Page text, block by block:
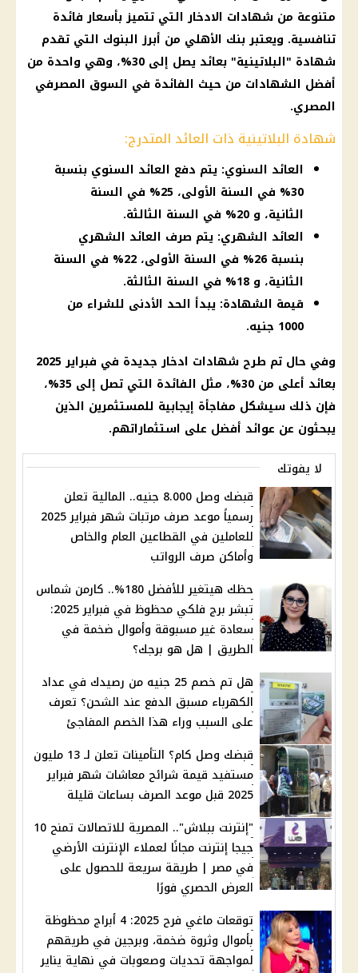
متنوعة من شهادات الادخار التي تتميز بأسعار فائدة
تنافسية. ويعتبر بنك الأهلي من أبرز البنوك التي تقدم
شهادة "البلاتينية" بعائد يصل إلى 30%، وهي واحدة من
أفضل الشهادات من حيث الفائدة في السوق المصرفي
المصري.
شهادة البلاتينية ذات العائد المتدرج:
العائد السنوي: يتم دفع العائد السنوي بنسبة
30% في السنة الأولى، 25% في السنة
الثانية، و 20% في السنة الثالثة.
العائد الشهري: يتم صرف العائد الشهري
بنسبة 26% في السنة الأولى، 22% في السنة
الثانية، و 18% في السنة الثالثة.
قيمة الشهادة: يبدأ الحد الأدنى للشراء من
1000 جنيه.
وفي حال تم طرح شهادات ادخار جديدة في فبراير 2025
بعائد أعلى من 30%، مثل الفائدة التي تصل إلى 35%،
فإن ذلك سيشكل مفاجأة إيجابية للمستثمرين الذين
يبحثون عن عوائد أفضل على استثماراتهم.
لا يفوتك
قبضك وصل 8.000 جنيه.. المالية تعلن
رسمياً موعد صرف مرتبات شهر فبراير 2025
للعاملين في القطاعين العام والخاص
وأماكن صرف الرواتب
حظك هيتغير للأفضل 180%.. كارمن شماس
تبشر برج فلكي محظوظ في فبراير 2025:
سعادة غير مسبوقة وأموال ضخمة في
الطريق | هل هو برجك؟
هل تم خصم 25 جنيه من رصيدك في عداد
الكهرباء مسبق الدفع عند الشحن؟ تعرف
على السبب وراء هذا الخصم المفاجئ
قبضك وصل كام؟ التأمينات تعلن لـ 13 مليون
مستفيد قيمة شرائح معاشات شهر فبراير
2025 قبل موعد الصرف بساعات قليلة
"إنترنت ببلاش".. المصرية للاتصالات تمنح 10
جيجا إنترنت مجانًا لعملاء الإنترنت الأرضي
في مصر | طريقة سريعة للحصول على
العرض الحصري فورًا
توقعات ماغي فرح 2025: 4 أبراج محظوظة
بأموال وثروة ضخمة، وبرجين في طريقهم
لمواجهة تحديات وصعوبات في نهاية يناير